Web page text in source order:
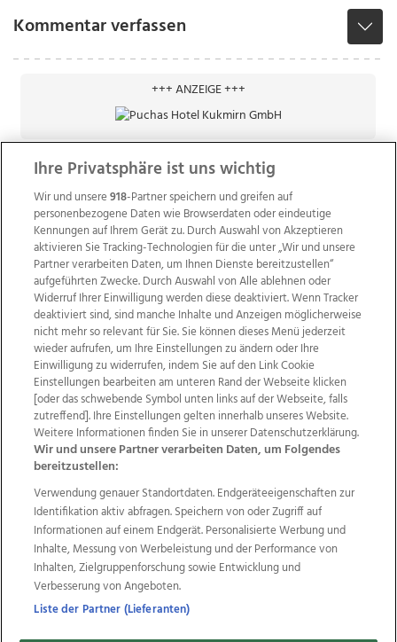
Kommentar verfassen
+++ ANZEIGE +++
Wir über uns Mediadaten Kontakt
Jobs
Datenschutz
Impressum
AGB Anzeigekunden
AGB Website
Ehrenkodex Politische Werbung
Weitere Angebote des Medienhauses Wimmer
TV1 di-mog-i.at OÖNow
Ischler Woche
Life Radio
OÖNachrichten
OÖN Immobilien
OÖN Karriere
OÖN Reise
Promenaden Galerien
Regionaljobs
wasistlos.at wirtrauern.at
Ihre Privatsphäre ist uns wichtig
Wir und unsere918-Partner speichern und greifen auf
personenbezogene Daten wie Browserdaten oder eindeutige
Kennungen auf Ihrem Gerät zu. Durch Auswahl von Akzeptieren
aktivieren Sie Tracking-Technologien für die unter „Wir und unsere
Partner verarbeiten Daten, um Ihnen Dienste bereitzustellen“
aufgeführten Zwecke. Durch Auswahl von Alle ablehnen oder
Widerruf Ihrer Einwilligung werden diese deaktiviert. Wenn Tracker
deaktiviert sind, sind manche Inhalte und Anzeigen möglicherweise
nicht mehr so relevant für Sie. Sie können dieses Menü jederzeit
wieder aufrufen, um Ihre Einstellungen zu ändern oder Ihre
Einwilligung zu widerrufen, indem Sie auf den Link Cookie
Einstellungen bearbeiten am unteren Rand der Webseite klicken
[oder das schwebende Symbol unten links auf der Webseite, falls
zutreffend]. Ihre Einstellungen gelten innerhalb unseres Website.
Weitere Informationen finden Sie in unserer Datenschutzerklärung.
Wir und unsere Partner verarbeiten Daten, um Folgendes
bereitzustellen:
Verwendung genauer Standortdaten. Endgeräteeigenschaften zur
Identifikation aktiv abfragen. Speichern von oder Zugriff auf
Informationen auf einem Endgerät. Personalisierte Werbung und
Inhalte, Messung von Werbeleistung und der Performance von
Inhalten, Zielgruppenforschung sowie Entwicklung und
Verbesserung von Angeboten.
Liste der Partner (Lieferanten)